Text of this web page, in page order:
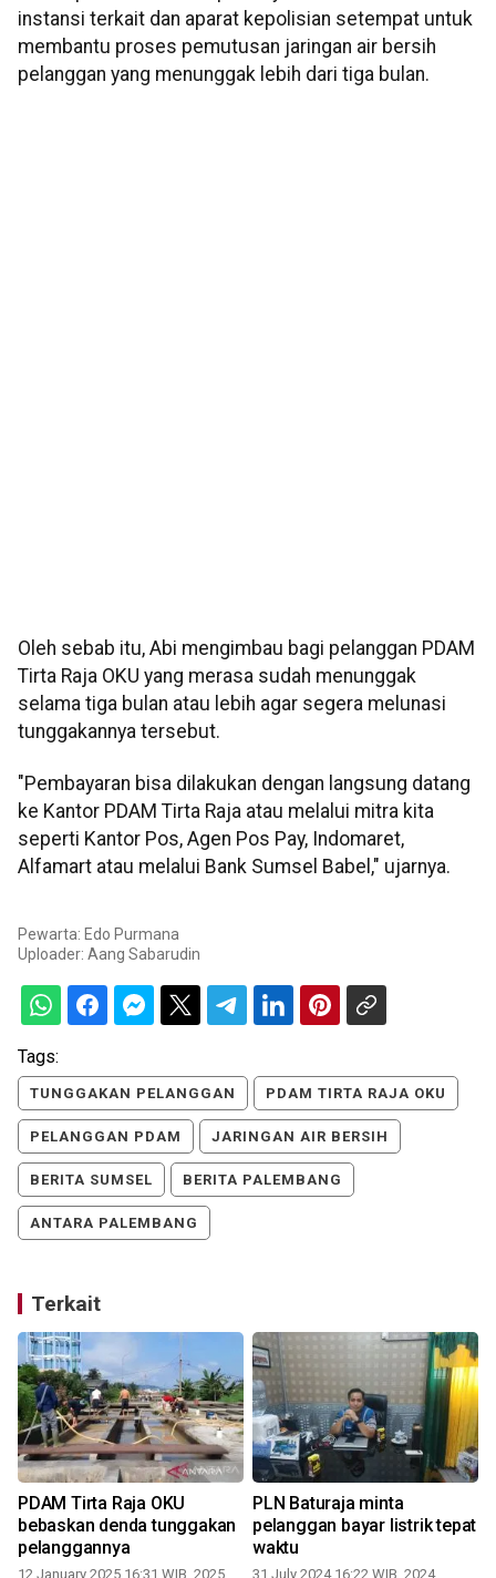
instansi terkait dan aparat kepolisian setempat untuk
membantu proses pemutusan jaringan air bersih
pelanggan yang menunggak lebih dari tiga bulan.
Oleh sebab itu, Abi mengimbau bagi pelanggan PDAM
Tirta Raja OKU yang merasa sudah menunggak
selama tiga bulan atau lebih agar segera melunasi
tunggakannya tersebut.
"Pembayaran bisa dilakukan dengan langsung datang
ke Kantor PDAM Tirta Raja atau melalui mitra kita
seperti Kantor Pos, Agen Pos Pay, Indomaret,
Alfamart atau melalui Bank Sumsel Babel," ujarnya.
Pewarta: Edo Purmana
Uploader: Aang Sabarudin
Tags:
TUNGGAKAN PELANGGAN PDAM TIRTA RAJA OKU
PELANGGAN PDAM JARINGAN AIR BERSIH
BERITA SUMSEL BERITA PALEMBANG
ANTARA PALEMBANG
Terkait
PDAM Tirta Raja OKU
bebaskan denda tunggakan
pelanggannya
12 January 2025 16:31 WIB, 2025
PLN Baturaja minta
pelanggan bayar listrik tepat
waktu
31 July 2024 16:22 WIB, 2024